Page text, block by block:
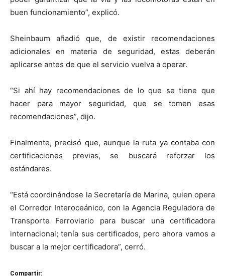
buen funcionamiento”, explicó.
Sheinbaum añadió que, de existir recomendaciones
adicionales en materia de seguridad, estas deberán
aplicarse antes de que el servicio vuelva a operar.
“Si ahí hay recomendaciones de lo que se tiene que
hacer para mayor seguridad, que se tomen esas
recomendaciones”, dijo.
Finalmente, precisó que, aunque la ruta ya contaba con
certificaciones previas, se buscará reforzar los
estándares.
“Está coordinándose la Secretaría de Marina, quien opera
el Corredor Interoceánico, con la Agencia Reguladora de
Transporte Ferroviario para buscar una certificadora
internacional; tenía sus certificados, pero ahora vamos a
buscar a la mejor certificadora”, cerró.
Compartir: